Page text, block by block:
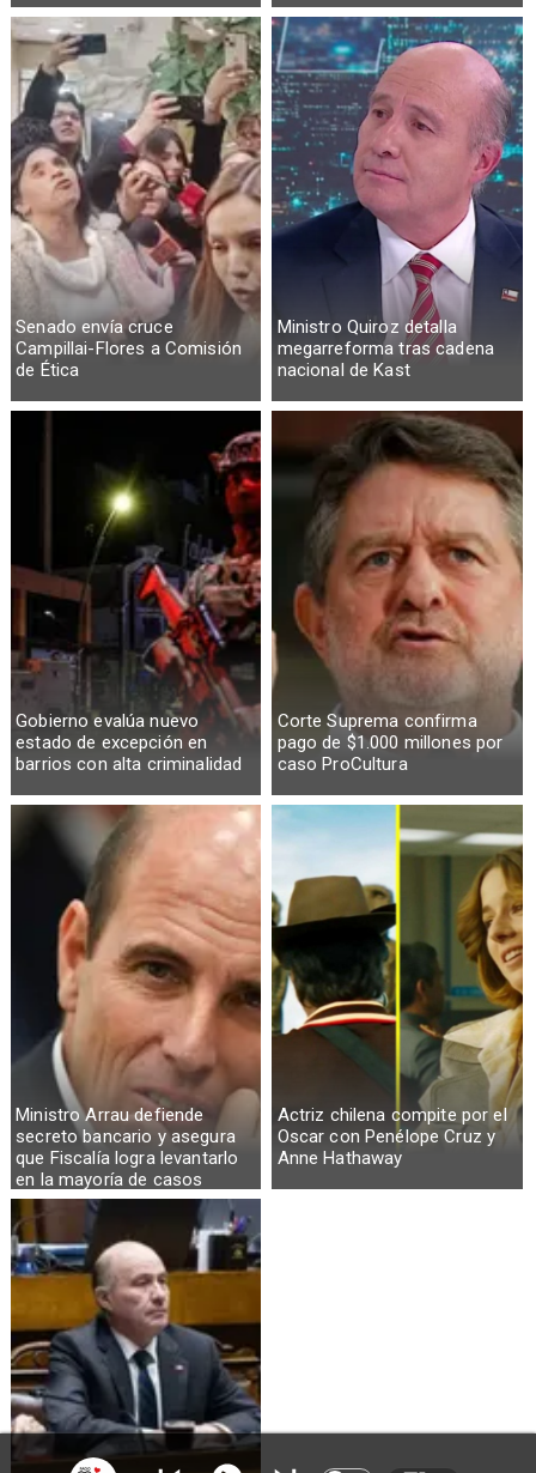
Senado envía cruce
Campillai-Flores a Comisión
de Ética
Ministro Quiroz detalla
megarreforma tras cadena
nacional de Kast
Gobierno evalúa nuevo
estado de excepción en
barrios con alta criminalidad
Corte Suprema confirma
pago de $1.000 millones por
caso ProCultura
Ministro Arrau defiende
secreto bancario y asegura
que Fiscalía logra levantarlo
en la mayoría de casos
Actriz chilena compite por el
Oscar con Penélope Cruz y
Anne Hathaway